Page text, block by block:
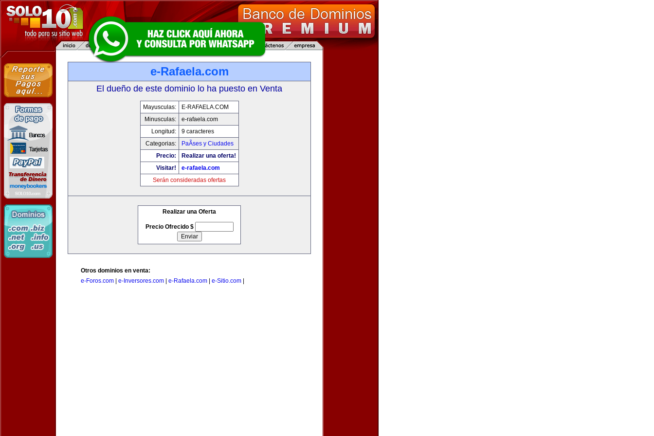
e-Rafaela.com
El dueño de este dominio lo ha puesto en Venta
Mayusculas:
E-RAFAELA.COM
Minusculas:
e-rafaela.com
Longitud:
9 caracteres
Categorias:
PaÃ­ses y Ciudades
Precio:
Realizar una oferta!
Visitar!
e-rafaela.com
Serán consideradas ofertas
Realizar una Oferta
Precio Ofrecido $
Otros dominios en venta:
e-Foros.com
e-Inversores.com e-Rafaela.com e-Sitio.com